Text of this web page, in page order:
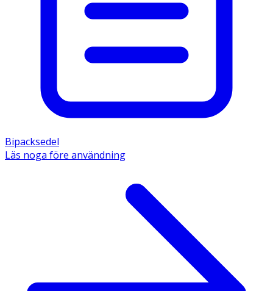
Bipacksedel
Läs noga före användning